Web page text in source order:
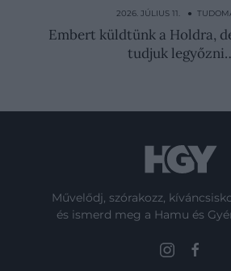
segíthetnek a hasi
2026. JÚLIUS 11. ●
Embert küldtünk a Holdra,
tudjuk
Művelődj, szórakozz,
és ismerd meg a Hamu és